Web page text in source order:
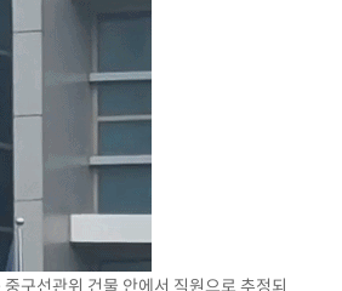
구선관위 건물 안에서 직원으로 추정되